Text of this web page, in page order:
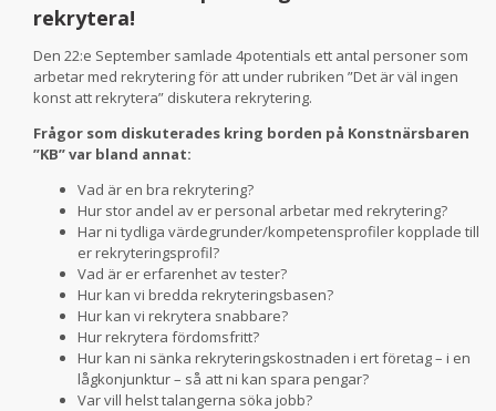
rekrytera!
Den 22:e September samlade 4potentials ett antal personer som
arbetar med rekrytering för att under rubriken ”Det är väl ingen
konst att rekrytera” diskutera rekrytering.
Frågor som diskuterades kring borden på Konstnärsbaren
”KB” var bland annat:
Vad är en bra rekrytering?
Hur stor andel av er personal arbetar med rekrytering?
Har ni tydliga värdegrunder/kompetensprofiler kopplade till
er rekryteringsprofil?
Vad är er erfarenhet av tester?
Hur kan vi bredda rekryteringsbasen?
Hur kan vi rekrytera snabbare?
Hur rekrytera fördomsfritt?
Hur kan ni sänka rekryteringskostnaden i ert företag – i en
lågkonjunktur – så att ni kan spara pengar?
Var vill helst talangerna söka jobb?